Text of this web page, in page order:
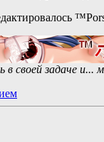
в своей задаче